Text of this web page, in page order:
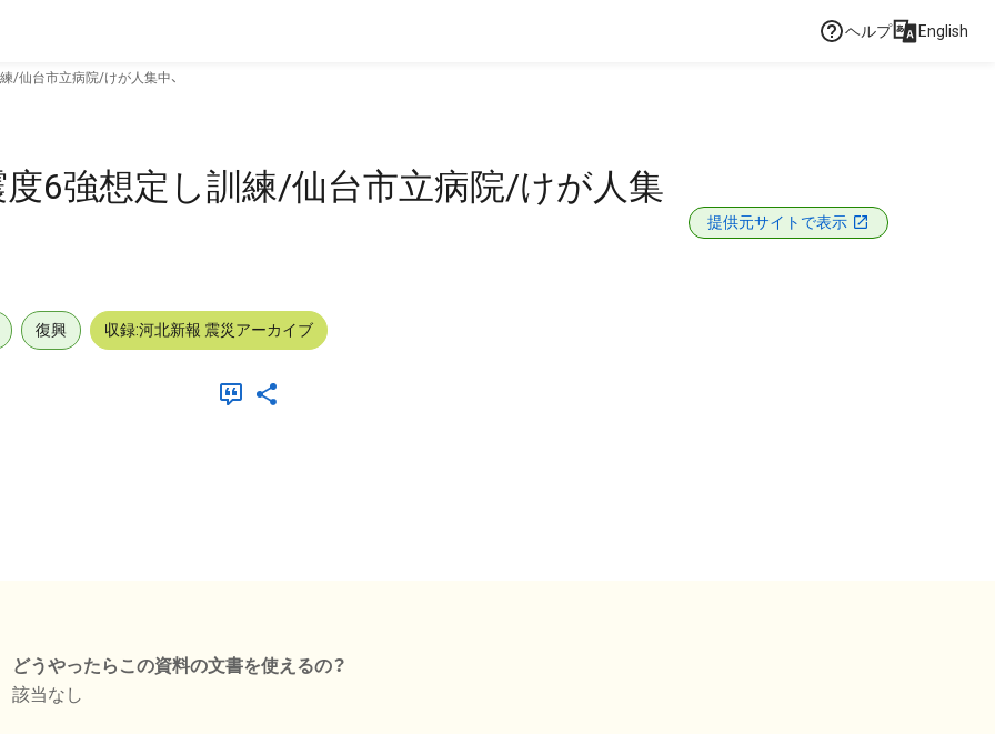
ヘルプ English
/仙台市立病院/けが人集中、
度6強想定し訓練/仙台市立病院/けが人集
提供元サイトで表示
復興 収録:河北新報 震災アーカイブ
どうやったらこの資料の文書を使えるの？
該当なし